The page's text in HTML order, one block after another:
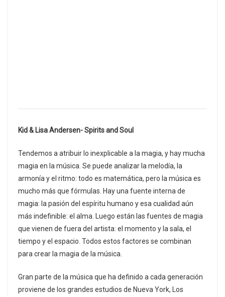
Kid & Lisa Andersen- Spirits and Soul
Tendemos a atribuir lo inexplicable a la magia, y hay mucha
magia en la música. Se puede analizar la melodía, la
armonía y el ritmo: todo es matemática, pero la música es
mucho más que fórmulas. Hay una fuente interna de
magia: la pasión del espíritu humano y esa cualidad aún
más indefinible: el alma. Luego están las fuentes de magia
que vienen de fuera del artista: el momento y la sala, el
tiempo y el espacio. Todos estos factores se combinan
para crear la magia de la música.
Gran parte de la música que ha definido a cada generación
proviene de los grandes estudios de Nueva York, Los